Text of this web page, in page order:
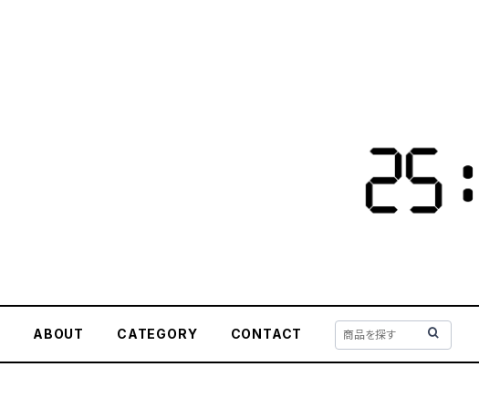
ABOUT CATEGORY CONTACT